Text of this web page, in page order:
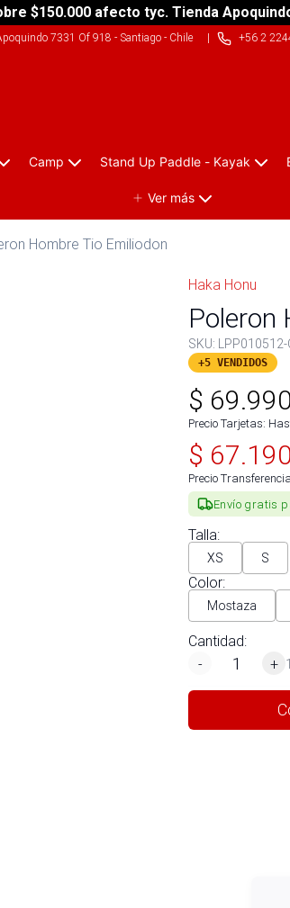
$150.000 afecto tyc. Tienda
7331 Of 918 - Santiago - Chile| +56 2
Camp Stand Up Paddle - Kayak
Ver más
Hombre Tio Emiliodon
Haka Honu
Poleron
SKU: LPP010512-
+5 VENDIDOS
$ 69.990
Precio Tarjetas:
$ 67.190
Precio
Envío gratis
Talla:
XS S
Color:
Mostaza
Cantidad:
-
+